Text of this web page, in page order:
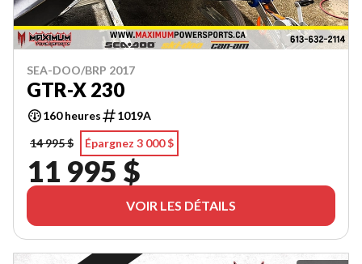
SEA-DOO/BRP 2017
GTR-X 230
160 heures
1019A
14 995 $
Épargnez 3 000 $
11 995 $
VOIR LES DÉTAILS